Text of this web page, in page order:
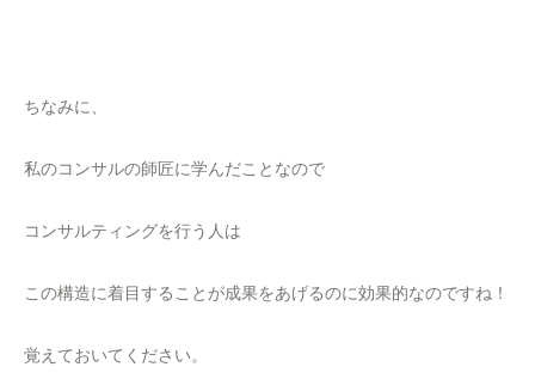
ちなみに、
私のコンサルの師匠に学んだことなので
コンサルティングを行う人は
この構造に着目することが成果をあげるのに効果的なのですね！
覚えておいてください。